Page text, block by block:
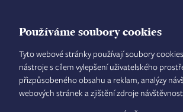
Používáme soubory cookies
Tyto webové stránky používají soubory
nástroje s cílem vylepšení uživatelského
přizpůsobeného obsahu a reklam, analýzy
webových stránek a zjištění zdroje
Velké náměstí 35/44
500 03 Hradec Králové
tel.: +420 495 063 611
IČO: 00 44 51 34
DIČ: CZ 00 44 51 34
Číslo účtu: 1006010044/5500